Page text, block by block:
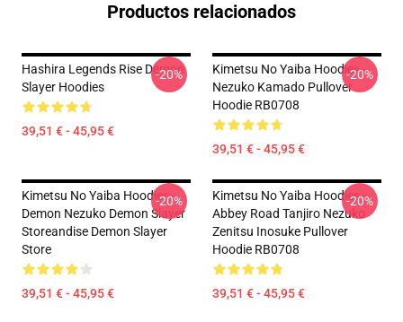
Productos relacionados
Hashira Legends Rise Demon
Slayer Hoodies
39,51 € - 45,95 €
-20%
Kimetsu No Yaiba Hoodies -
Nezuko Kamado Pullover
Hoodie RB0708
39,51 € - 45,95 €
-20%
Kimetsu No Yaiba Hoodies -
Demon Nezuko Demon Slayer
Storeandise Demon Slayer
Store
39,51 € - 45,95 €
-20%
Kimetsu No Yaiba Hoodies -
Abbey Road Tanjiro Nezuko
Zenitsu Inosuke Pullover
Hoodie RB0708
39,51 € - 45,95 €
-20%